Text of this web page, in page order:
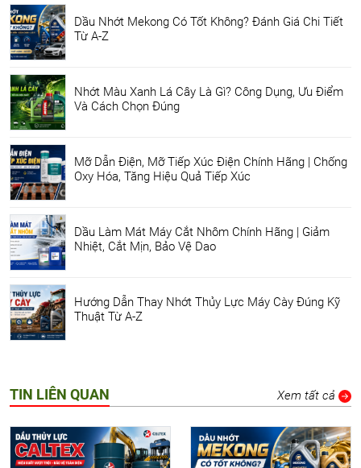
Dầu Nhớt Mekong Có Tốt Không? Đánh Giá Chi Tiết
Từ A-Z
Nhớt Màu Xanh Lá Cây Là Gì? Công Dụng, Ưu Điểm
Và Cách Chọn Đúng
Mỡ Dẫn Điện, Mỡ Tiếp Xúc Điện Chính Hãng | Chống
Oxy Hóa, Tăng Hiệu Quả Tiếp Xúc
Dầu Làm Mát Máy Cắt Nhôm Chính Hãng | Giảm
Nhiệt, Cắt Mịn, Bảo Vệ Dao
Hướng Dẫn Thay Nhớt Thủy Lực Máy Cày Đúng Kỹ
Thuật Từ A-Z
TIN LIÊN QUAN Xem tất cả